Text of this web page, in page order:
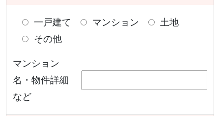
一戸建て マンション
土地
その他
マンション
名・物件詳細
など